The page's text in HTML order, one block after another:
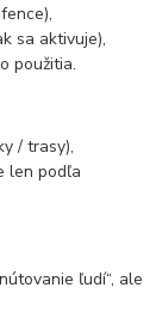
sa aktivuje),
použitia.
/ trasy),
len podľa
ľudí“, ale